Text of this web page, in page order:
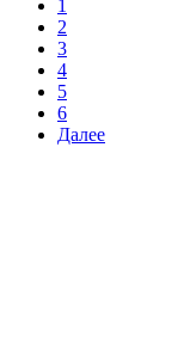
1
2
3
4
5
6
Далее